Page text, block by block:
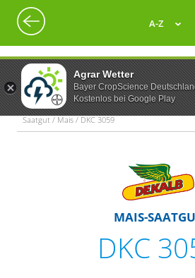
Agrar Wetter
Bayer CropScience
Kostenlos bei Google Play
A-Z
Saatgut / Mais / DKC 3059
MAIS-
DKC